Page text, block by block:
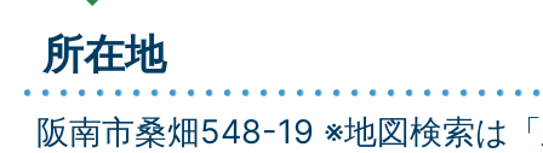
所在地
阪南市桑畑548-19 ※地図検索は